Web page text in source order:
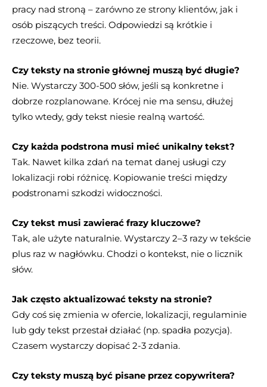
pracy nad stroną – zarówno ze strony klientów, jak i
osób piszących treści. Odpowiedzi są krótkie i
rzeczowe, bez teorii.
Czy teksty na stronie głównej muszą być długie?
Nie. Wystarczy 300-500 słów, jeśli są konkretne i
dobrze rozplanowane. Krócej nie ma sensu, dłużej
tylko wtedy, gdy tekst niesie realną wartość.
Czy każda podstrona musi mieć unikalny tekst?
Tak. Nawet kilka zdań na temat danej usługi czy
lokalizacji robi różnicę. Kopiowanie treści między
podstronami szkodzi widoczności.
Czy tekst musi zawierać frazy kluczowe?
Tak, ale użyte naturalnie. Wystarczy 2–3 razy w tekście
plus raz w nagłówku. Chodzi o kontekst, nie o licznik
słów.
Jak często aktualizować teksty na stronie?
Gdy coś się zmienia w ofercie, lokalizacji, regulaminie
lub gdy tekst przestał działać (np. spadła pozycja).
Czasem wystarczy dopisać 2-3 zdania.
Czy teksty muszą być pisane przez copywritera?